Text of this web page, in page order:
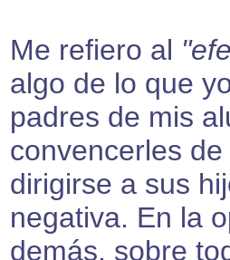
Me refiero al
algo de lo que
padres de mis
convencerles
dirigirse a sus
negativa. En la
demás, sobre